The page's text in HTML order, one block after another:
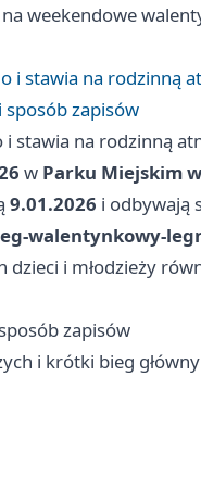
weekendowe
i stawia na rodzinną
zapisów
stawia na rodzinną
w Parku Miejskim
9.01.2026 i odbywają
walentynkowy-
dzieci i młodzieży
zapisów
i krótki bieg